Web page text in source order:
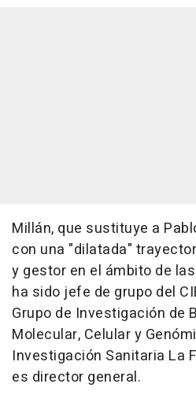
Millán, que sustituye a
con una "dilatada"
y gestor en el ámbito de
ha sido jefe de grupo del
Grupo de Investigación de
Molecular, Celular y
Investigación Sanitaria La
es director general.